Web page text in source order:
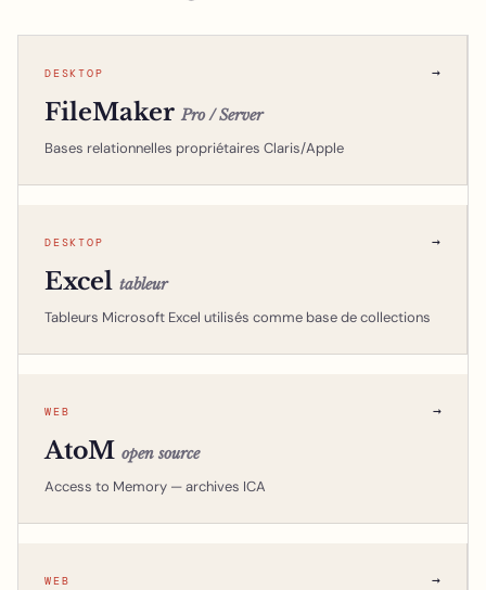
DESKTOP →
FileMakerPro / Server
Bases relationnelles propriétaires Claris/Apple
DESKTOP →
Excel tableur
Tableurs Microsoft Excel utilisés comme base de collections
WEB →
AtoM open source
Access to Memory — archives ICA
WEB →